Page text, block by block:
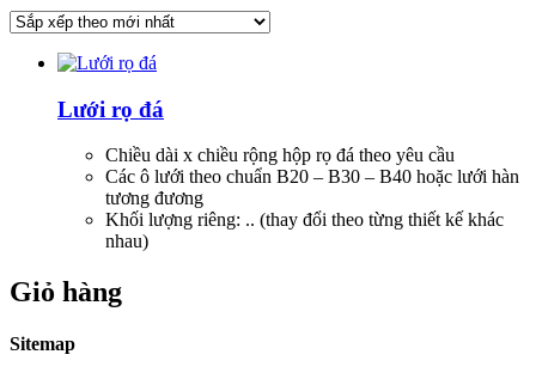
Lưới rọ đá
Chiều dài x chiều rộng hộp rọ đá theo yêu cầu
Các ô lưới theo chuẩn B20 – B30 – B40 hoặc lưới hàn
tương đương
Khối lượng riêng: .. (thay đổi theo từng thiết kế khác
nhau)
Giỏ hàng
Sitemap